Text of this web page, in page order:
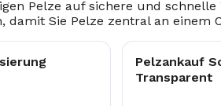
Pelze auf sichere und
damit Sie Pelze zentral an einem
Pelzankauf
Transparent